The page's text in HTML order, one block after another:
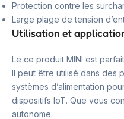
Protection contre les
Large plage de tension
Utilisation et
Le ce produit MINI est
Il peut être utilisé dans des
systèmes d’alimentation
dispositifs IoT. Que vous
autonome.